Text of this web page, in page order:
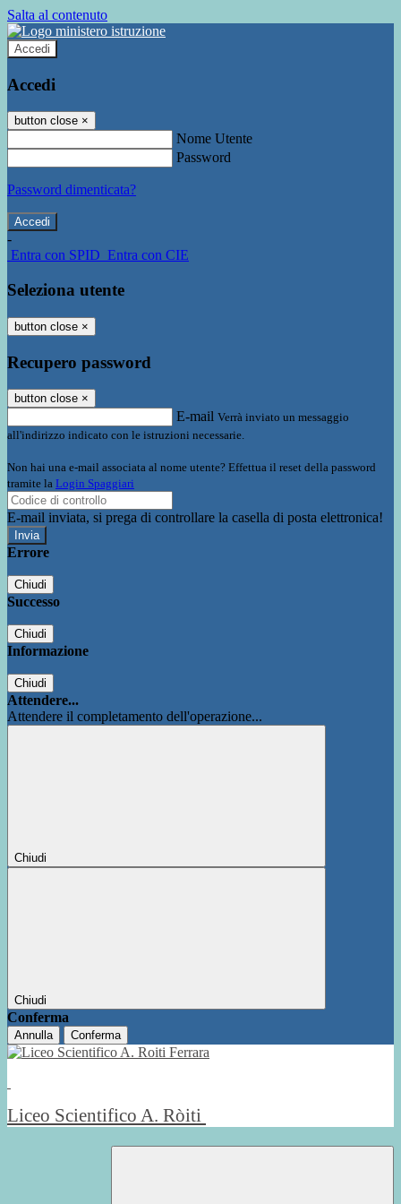
Salta al contenuto
Accedi
Accedi
button close ×
Nome Utente
Password
Password dimenticata?
-
Entra con SPID Entra con CIE
Seleziona utente
button close ×
Recupero password
button close ×
E-mail Verrà inviato un messaggio
all'indirizzo indicato con le istruzioni necessarie.
Non hai una e-mail associata al nome utente? Effettua il reset della password
tramite la Login Spaggiari
E-mail inviata, si prega di controllare la casella di posta elettronica!
Errore
Chiudi
Successo
Chiudi
Informazione
Chiudi
Attendere...
Attendere il completamento dell'operazione...
Chiudi
Chiudi
Conferma
Annulla Conferma
Liceo Scientifico A. Ròiti